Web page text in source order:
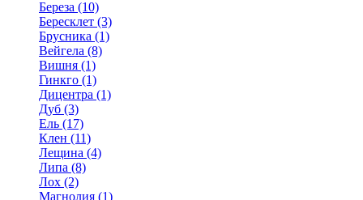
Береза (10)
Бересклет (3)
Брусника (1)
Вейгела (8)
Вишня (1)
Гинкго (1)
Дицентра (1)
Дуб (3)
Ель (17)
Клен (11)
Лещина (4)
Липа (8)
Лох (2)
Магнолия (1)